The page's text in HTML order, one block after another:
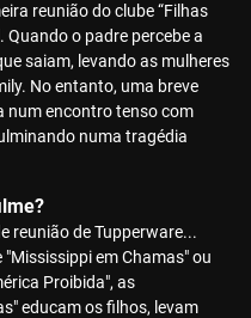
reunião do clube “Filhas
Quando o padre percebe a
saiam, levando as mulheres
No entanto, uma breve
num encontro tenso com
numa tragédia
reunião de Tupperware...
em Chamas" ou
Proibida", as
educam os filhos, levam